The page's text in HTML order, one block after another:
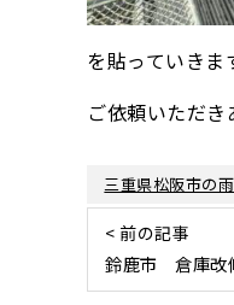
を貼っていきま
ご依頼いただ
三重県松阪市の
< 前の記事
鈴鹿市 倉庫改